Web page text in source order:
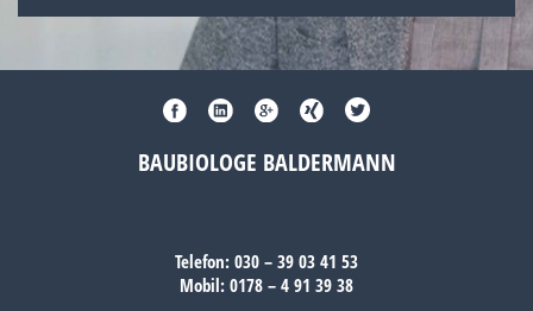
BAUBIOLOGE BALDERMANN
Telefon: 030 – 39 03 41 53
Mobil: 0178 – 4 91 39 38